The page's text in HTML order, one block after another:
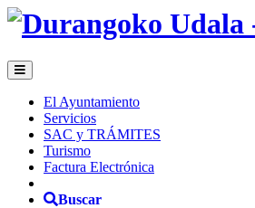
El Ayuntamiento
Servicios
SAC y TRÁMITES
Turismo
Factura Electrónica
Buscar